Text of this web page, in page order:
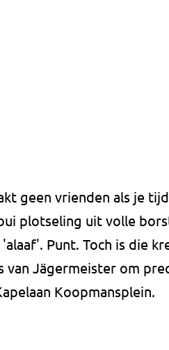
geen vrienden als je
plotseling uit volle
Punt. Toch is die
van Jägermeister om
Koopmansplein.